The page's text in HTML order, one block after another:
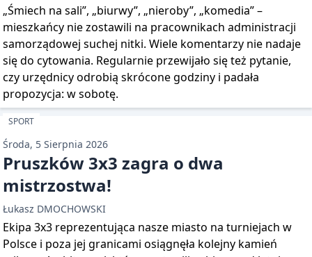
„Śmiech na sali”, „biurwy”, „nieroby”, „komedia” –
mieszkańcy nie zostawili na pracownikach administracji
samorządowej suchej nitki. Wiele komentarzy nie nadaje
się do cytowania. Regularnie przewijało się też pytanie,
czy urzędnicy odrobią skrócone godziny i padała
propozycja: w sobotę.
SPORT
Środa, 5 Sierpnia 2026
Pruszków 3x3 zagra o dwa
mistrzostwa!
Łukasz DMOCHOWSKI
Ekipa 3x3 reprezentująca nasze miasto na turniejach w
Polsce i poza jej granicami osiągnęła kolejny kamień